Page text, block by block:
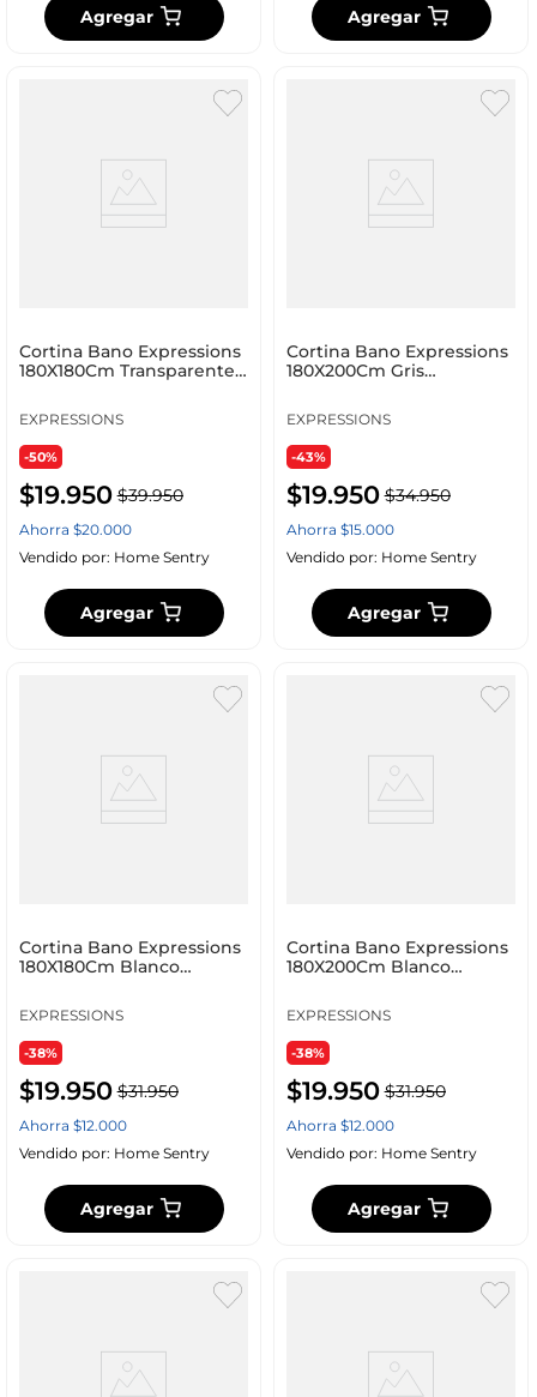
Agregar Agregar
Cortina Bano Expressions
180X180Cm Transparente
EXPRESSIONS
-50%
$19.950 $39.950
Ahorra $20.000
Vendido por: Home Sentry
Agregar
Cortina Bano Expressions
180X200Cm Gris
EXPRESSIONS
-43%
$19.950 $34.950
Ahorra $15.000
Vendido por: Home Sentry
Agregar
Cortina Bano Expressions
180X180Cm Blanco
EXPRESSIONS
-38%
$19.950 $31.950
Ahorra $12.000
Vendido por: Home Sentry
Agregar
Cortina Bano Expressions
180X200Cm Blanco
EXPRESSIONS
-38%
$19.950 $31.950
Ahorra $12.000
Vendido por: Home Sentry
Agregar